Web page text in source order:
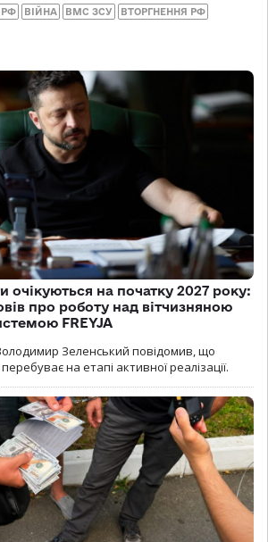
РФ ВІЙНА ВМС ЗСУ ВТОРГНЕННЯ РФ
очікуються на початку 2027 року:
про роботу над вітчизняною
FREYJA
Зеленський повідомив, що
на етапі активної реалізації.